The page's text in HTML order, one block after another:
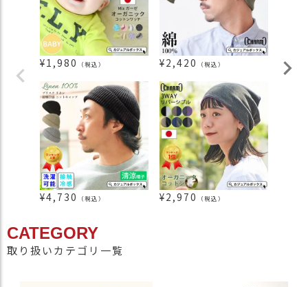
¥1,980 （税込） ¥2,420 （税込） ¥
¥4,730 （税込） ¥2,970 （税込）
CATEGORY
取り扱いカテゴリ一覧